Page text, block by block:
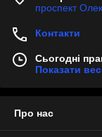
проспект
Контакти
Сьогодні
Показати
Про нас